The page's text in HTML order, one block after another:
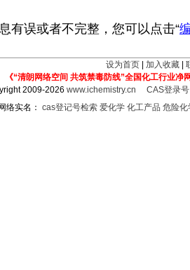
有误或者不完整，您可以点击“
设为首页 加入收藏
《“清朗网络空间 共筑禁毒防线”全国化工行业净
2009-2026www.ichemistry.cn
CAS登录
网络实名： cas登记号检索 爱化学 化工产品 危险化